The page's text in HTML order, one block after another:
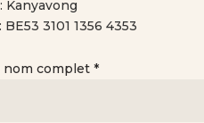
Kanyavong
BE53 3101 1356 4353
nom complet *